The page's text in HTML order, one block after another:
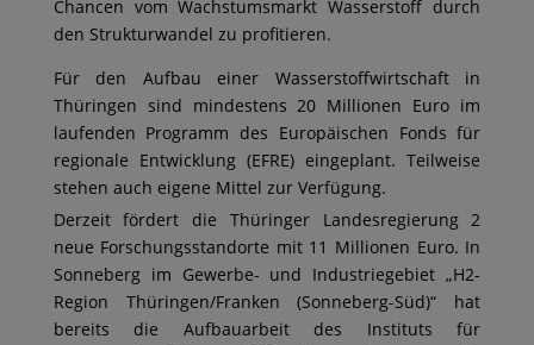
Chancen vom Wachstumsmarkt Wasserstoff durch
den Strukturwandel zu profitieren.
Für den Aufbau einer Wasserstoffwirtschaft in
Thüringen sind mindestens 20 Millionen Euro im
laufenden Programm des Europäischen Fonds für
regionale Entwicklung (EFRE) eingeplant. Teilweise
stehen auch eigene Mittel zur Verfügung.
Derzeit fördert die Thüringer Landesregierung 2
neue Forschungsstandorte mit 11 Millionen Euro. In
Sonneberg im Gewerbe- und Industriegebiet „H2-
Region Thüringen/Franken (Sonneberg-Süd)“ hat
bereits die Aufbauarbeit des Instituts für